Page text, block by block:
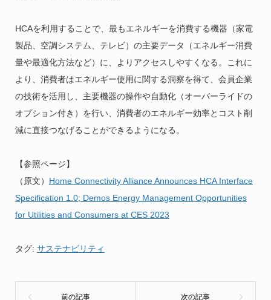
HCAを利用することで、最もエネルギーを消費する機器（家電
製品、空調システム、テレビ）の主要データ（エネルギー消費
量や最適化方法など）に、よりアクセスしやすくなる。これに
より、消費者はエネルギー使用に関する洞察を得て、会員企業
の技術を活用し、主要機器の操作や自動化（オーバーライドの
オプション付き）を行い、消費者のエネルギー効率とコスト削
減に直接つなげることができるようになる。
【参照ページ】
（原文） Home Connectivity Alliance Announces HCA Interface
Specification 1.0; Demos Energy Management Opportunities
for Utilities and Consumers at CES 2023
タグ: サステナビリティ